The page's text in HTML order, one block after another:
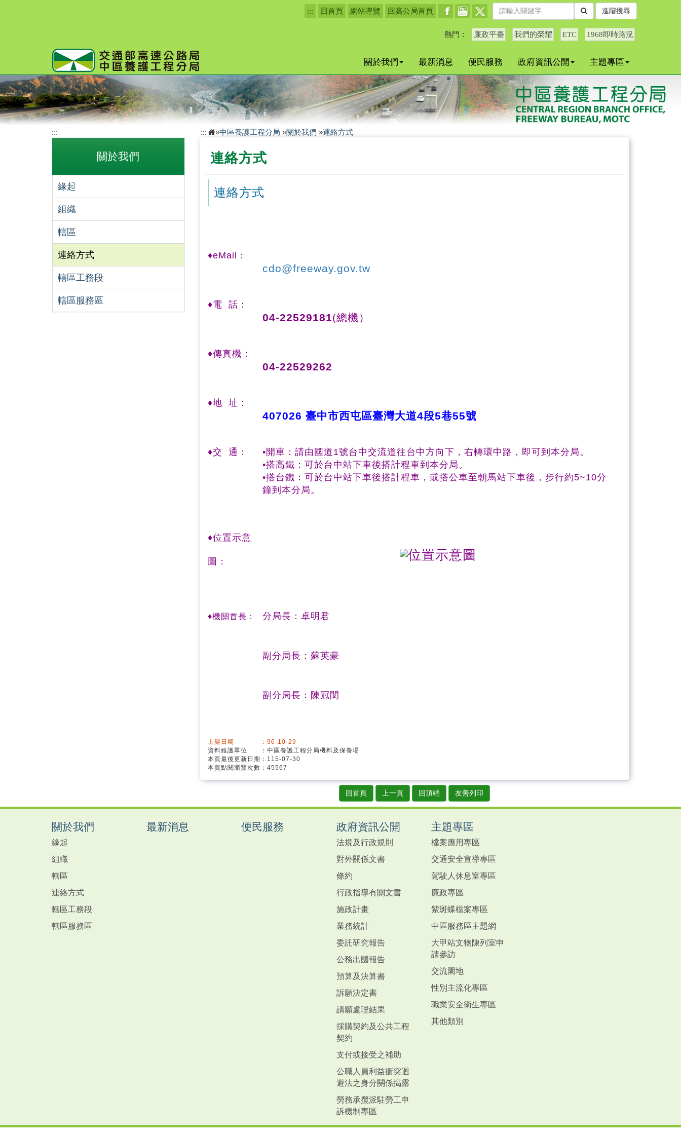
::: 回首頁 網站導覽 回高公局首頁 進階搜尋
熱門： 廉政平臺 我們的榮耀 ETC 1968即時路況
關於我們 最新消息 便民服務 政府資訊公開 主題專區
:::
關於我們
緣起
組織
轄區
連絡方式
轄區工務段
轄區服務區
::: »中區養護工程分局 »關於我們 »連絡方式
連絡方式
連絡方式
♦eMail：
cdo@freeway.gov.tw
♦電 話：
04-22529181(總機）
♦傳真機：
04-22529262
♦地 址：
407026 臺中市西屯區臺灣大道4段5巷55號
♦交 通：
•開車：請由國道1號台中交流道往台中方向下，右轉環中路，即可到本分局。
•搭高鐵：可於台中站下車後搭計程車到本分局。
•搭台鐵：可於台中站下車後搭計程車，或搭公車至朝馬站下車後，步行約5~10分
鐘到本分局。
♦位置示意
圖：
♦機關首長： 分局長：卓明君
副分局長：蘇英豪
副分局長：陳冠閔
上架日期 ：96-10-29
資料維護單位 ：中區養護工程分局機料及保養場
本頁最後更新日期：115-07-30
本頁點閱瀏覽次數：45567
回首頁 上一頁 回頂端 友善列印
關於我們
緣起
組織
轄區
連絡方式
轄區工務段
轄區服務區
最新消息 便民服務 政府資訊公開
法規及行政規則
對外關係文書
條約
行政指導有關文書
施政計畫
業務統計
委託研究報告
公務出國報告
預算及決算書
訴願決定書
請願處理結果
採購契約及公共工程
契約
支付或接受之補助
公職人員利益衝突迴
避法之身分關係揭露
勞務承攬派駐勞工申
訴機制專區
主題專區
檔案應用專區
交通安全宣導專區
駕駛人休息室專區
廉政專區
紫斑蝶檔案專區
中區服務區主題網
大甲站文物陳列室申
請參訪
交流園地
性別主流化專區
職業安全衛生專區
其他類別